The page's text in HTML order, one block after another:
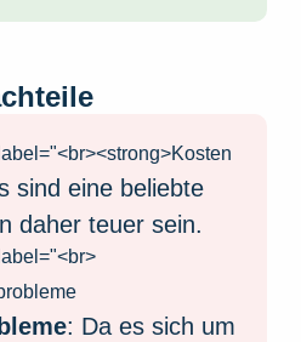
sind eine beliebte
daher teuer sein.
: Da es sich um